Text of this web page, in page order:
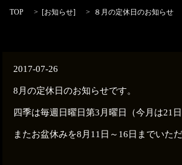
TOP [お知らせ] ８月の定休日のお知らせ
2017-07-26
8月の定休日のお知らせです。
四季は毎週日曜日第3月曜日（今月は21日
またお盆休みを8月11日～16日までいただ